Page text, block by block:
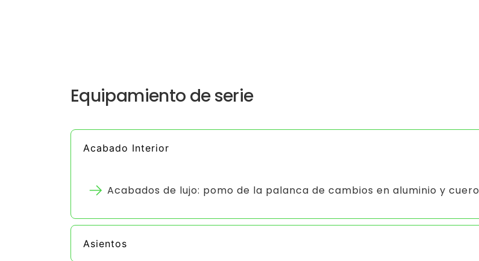
Equipamiento de serie
Acabado Interior
Acabados de lujo: pomo de la palanca de cambios en aluminio y cuero
Asientos